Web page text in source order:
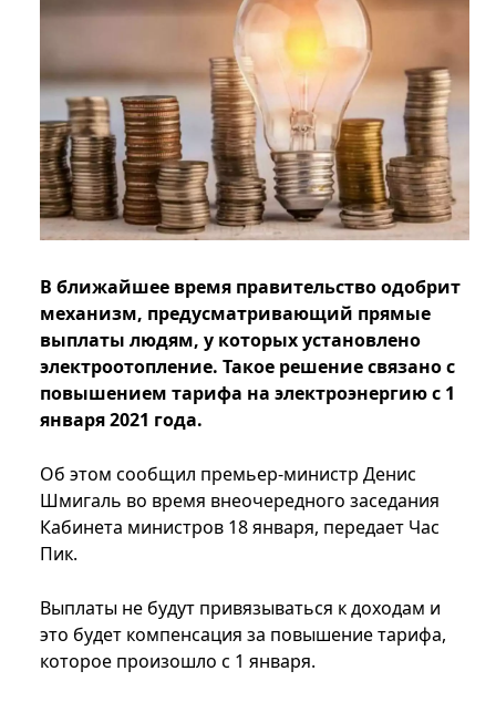
В ближайшее время правительство одобрит
механизм, предусматривающий прямые
выплаты людям, у которых установлено
электроотопление. Такое решение связано с
повышением тарифа на электроэнергию с 1
января 2021 года.
Об этом сообщил премьер-министр Денис
Шмигаль во время внеочередного заседания
Кабинета министров 18 января, передает Час
Пик.
Выплаты не будут привязываться к доходам и
это будет компенсация за повышение тарифа,
которое произошло с 1 января.